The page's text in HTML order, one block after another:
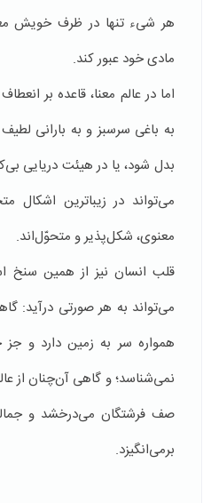
هر شیء تنها در ظرف خویش
مادی خود عبور کند.
اما در عالم معنا، قاعده بر
به باغی سرسبز و به بارانی
بدل شود، یا در هیئت دریایی
می‌تواند در زیباترین اشکال
معنوی، شکل‌پذیر و متحوّل‌اند.
قلب انسان نیز از همین سنخ
می‌تواند به هر صورتی درآید:
همواره سر به زمین دارد و
نمی‌شناسد؛ و گاهی آن‌چنان از
صف فرشتگان می‌درخشد و
برمی‌انگیزد.